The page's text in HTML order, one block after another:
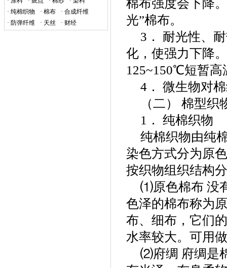
· 纯棉织物 · 棉布 · 合成纤维
· 防弹纤维 · 天丝 · 财经
棉布强度会下降
光”棉布。
3． 耐光性、
化，使强力下降
125~150℃短暂高
4． 微生物对
（二） 棉型织
1． 纯棉织物
纯棉织物由纯
染色方式分为原
按织物组织结构
⑴原色棉布 没
色泽的棉布称为
布、细布，它们
水率较大。可用
⑵府绸 府绸是